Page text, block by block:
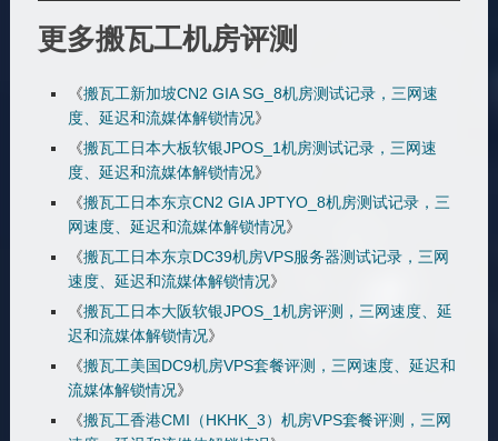
更多搬瓦工机房评测
《搬瓦工新加坡CN2 GIA SG_8机房测试记录，三网速
度、延迟和流媒体解锁情况》
《搬瓦工日本大板软银JPOS_1机房测试记录，三网速
度、延迟和流媒体解锁情况》
《搬瓦工日本东京CN2 GIA JPTYO_8机房测试记录，三
网速度、延迟和流媒体解锁情况》
《搬瓦工日本东京DC39机房VPS服务器测试记录，三网
速度、延迟和流媒体解锁情况》
《搬瓦工日本大阪软银JPOS_1机房评测，三网速度、延
迟和流媒体解锁情况》
《搬瓦工美国DC9机房VPS套餐评测，三网速度、延迟和
流媒体解锁情况》
《搬瓦工香港CMI（HKHK_3）机房VPS套餐评测，三网